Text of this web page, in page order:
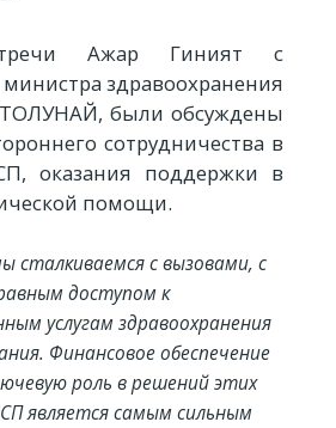
Ажар Гиният с
здравоохранения
были обсуждены
сотрудничества в
оказания поддержки в
помощи.
сталкиваемся с вызовами, с
доступом к
услугам здравоохранения
Финансовое обеспечение
роль в решений этих
является самым сильным